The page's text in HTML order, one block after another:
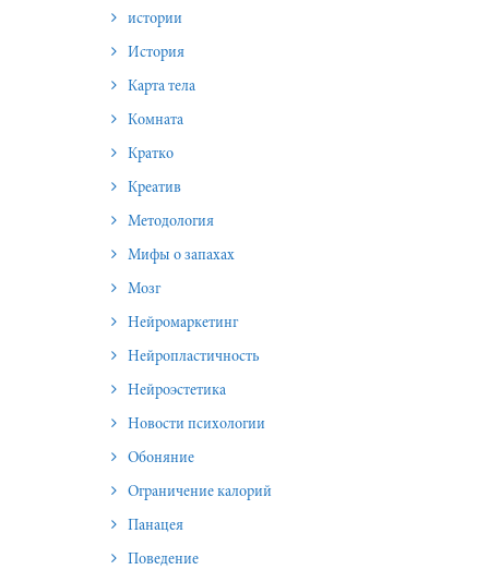
истории
История
Карта тела
Комната
Кратко
Креатив
Методология
Мифы о запахах
Мозг
Нейромаркетинг
Нейропластичность
Нейроэстетика
Новости психологии
Обоняние
Ограничение калорий
Панацея
Поведение